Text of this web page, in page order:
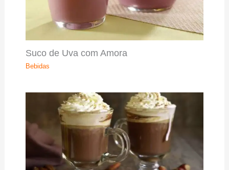
Suco de Uva com Amora
Bebidas